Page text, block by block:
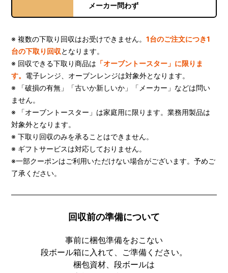
メーカー問わず
※ 複数の下取り回収はお受けできません。1台のご注文につき1
台の下取り回収となります。
※ 回収できる下取り商品は 「オーブントースター」に限りま
す。 電子レンジ、オーブンレンジは対象外となります。
※ 「破損の有無」「古いか新しいか」「メーカー」などは問い
ません。
※ 「オーブントースター」は家庭用に限ります。業務用製品は
対象外となります。
※ 下取り回収のみを承ることはできません。
※ ギフトサービスは対応しておりません。
※一部クーポンはご利用いただけない場合がございます。予めご
了承ください。
回収前の準備について
事前に梱包準備をおこない
段ボール箱に入れて、ご準備ください。
梱包資材、段ボールは